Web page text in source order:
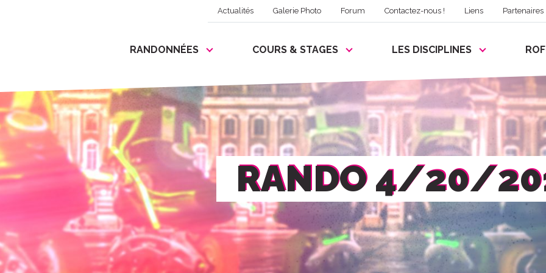
RANDONNÉES COURS & STAGES LES DISCIPLINES
Actualités Galerie Photo Forum Contactez-nous ! Liens Partenaires
RANDO 4/20/